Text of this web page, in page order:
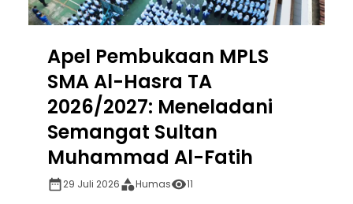
Apel Pembukaan MPLS
SMA Al-Hasra TA
2026/2027: Meneladani
Semangat Sultan
Muhammad Al-Fatih
29 Juli 2026 Humas 11